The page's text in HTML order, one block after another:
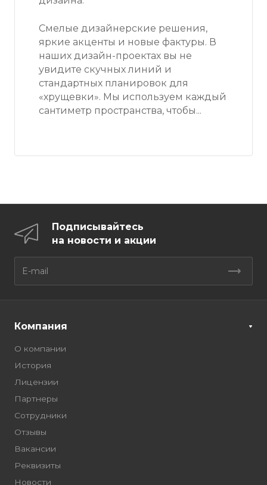
Смелые дизайнерские решения,
яркие акценты и новые фактуры. В
наших дизайн-проектах вы не
увидите скучных линий и
стандартных планировок для
«хрущевки». Мы используем каждый
сантиметр пространства, чтобы...
Подписывайтесь
на новости и акции
Компания
О компании
История
Лицензии
Партнеры
Сотрудники
Отзывы
Вакансии
Реквизиты
Новости